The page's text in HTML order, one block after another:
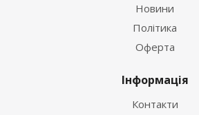
Новини
Політика
Оферта
Інформація
Контакти